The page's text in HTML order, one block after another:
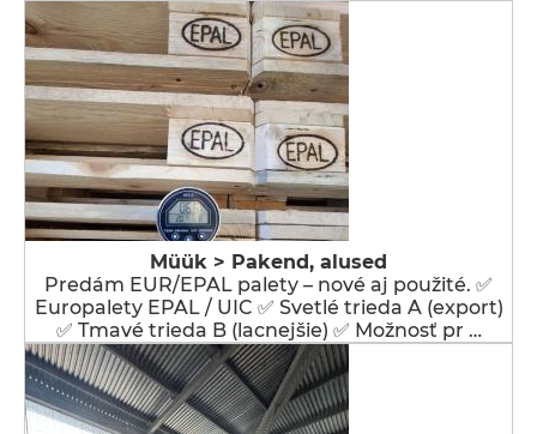
Müük > Pakend, alused
Predám EUR/EPAL palety – nové aj použité. ✅
Europalety EPAL / UIC ✅ Svetlé trieda A (export)
✅ Tmavé trieda B (lacnejšie) ✅ Možnosť pr …